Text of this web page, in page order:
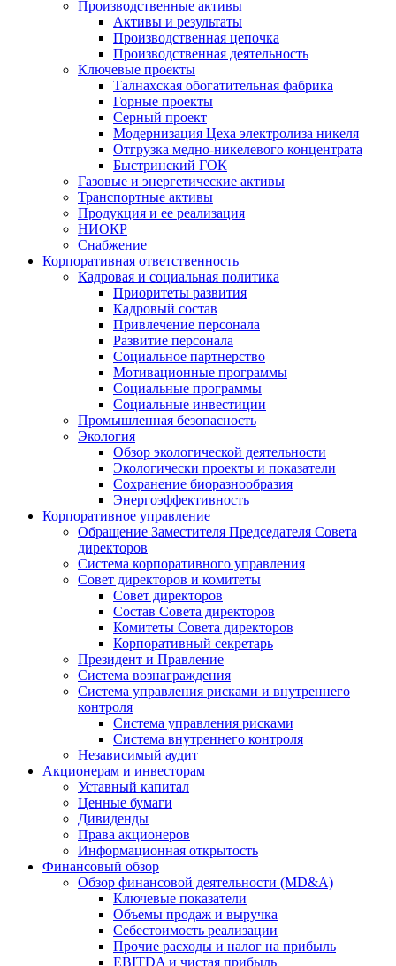
Производственные активы
Активы и результаты
Производственная цепочка
Производственная деятельность
Ключевые проекты
Талнахская обогатительная фабрика
Горные проекты
Серный проект
Модернизация Цеха электролиза никеля
Отгрузка медно-никелевого концентрата
Быстринский ГОК
Газовые и энергетические активы
Транспортные активы
Продукция и ее реализация
НИОКР
Снабжение
Корпоративная ответственность
Кадровая и социальная политика
Приоритеты развития
Кадровый состав
Привлечение персонала
Развитие персонала
Социальное партнерство
Мотивационные программы
Социальные программы
Социальные инвестиции
Промышленная безопасность
Экология
Обзор экологической деятельности
Экологически проекты и показатели
Сохранение биоразнообразия
Энергоэффективность
Корпоративное управление
Обращение Заместителя Председателя Совета
директоров
Система корпоративного управления
Совет директоров и комитеты
Совет директоров
Состав Совета директоров
Комитеты Совета директоров
Корпоративный секретарь
Президент и Правление
Система вознаграждения
Система управления рисками и внутреннего
контроля
Система управления рисками
Система внутреннего контроля
Независимый аудит
Акционерам и инвесторам
Уставный капитал
Ценные бумаги
Дивиденды
Права акционеров
Информационная открытость
Финансовый обзор
Обзор финансовой деятельности (MD&A)
Ключевые показатели
Объемы продаж и выручка
Себестоимость реализации
Прочие расходы и налог на прибыль
EBITDA и чистая прибыль